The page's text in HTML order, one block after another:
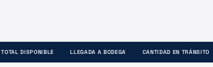
TOTAL DISPONIBLE LLEGADA A BODEGA CANTIDAD EN TRÁNSITO